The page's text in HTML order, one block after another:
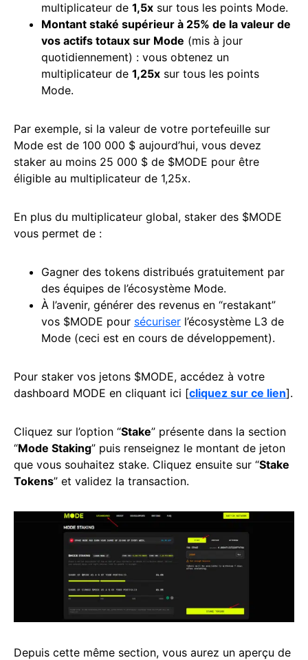
multiplicateur de 1,5x sur tous les points Mode.
Montant staké supérieur à 25% de la valeur de
vos actifs totaux sur Mode (mis à jour
quotidiennement) : vous obtenez un
multiplicateur de 1,25x sur tous les points
Mode.
Par exemple, si la valeur de votre portefeuille sur
Mode est de 100 000 $ aujourd’hui, vous devez
staker au moins 25 000 $ de $MODE pour être
éligible au multiplicateur de 1,25x.
En plus du multiplicateur global, staker des $MODE
vous permet de :
Gagner des tokens distribués gratuitement par
des équipes de l’écosystème Mode.
À l’avenir, générer des revenus en “restakant”
vos $MODE pour sécuriser l’écosystème L3 de
Mode (ceci est en cours de développement).
Pour staker vos jetons $MODE, accédez à votre
dashboard MODE en cliquant ici [cliquez sur ce lien].
Cliquez sur l’option “Stake” présente dans la section
“Mode Staking” puis renseignez le montant de jeton
que vous souhaitez stake. Cliquez ensuite sur “Stake
Tokens” et validez la transaction.
Depuis cette même section, vous aurez un aperçu de